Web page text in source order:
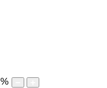
%